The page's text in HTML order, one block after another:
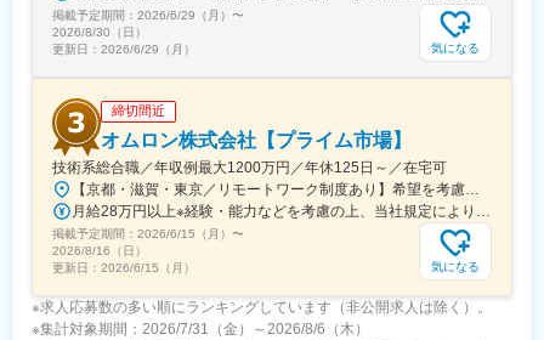
掲載予定期間： 2026/6/29（月） 〜
2026/8/30（日）
更新日： 2026/6/29（月） 気になる
締切間近
オムロン株式会社【プライム市場】
技術系総合職／年収例最大1200万円／年休125日～／在宅可
掲載予定期間： 2026/6/15（月） 〜
2026/8/16（日）
更新日： 2026/6/15（月） 気になる
※求人応募数の多い順にランキングしています（非公開求人は除く）。
※集計対象期間：2026/7/31（金）～2026/8/6（木）